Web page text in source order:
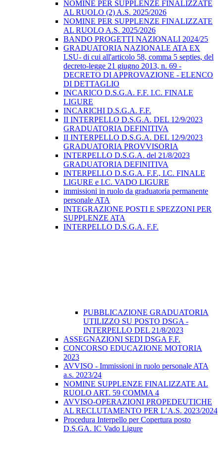
NOMINE PER SUPPLENZE FINALIZZATE
AL RUOLO (2) A.S. 2025/2026
NOMINE PER SUPPLENZE FINALIZZATE
AL RUOLO A.S. 2025/2026
BANDO PROGETTI NAZIONALI 2024/25
GRADUATORIA NAZIONALE ATA EX
LSU- di cui all'articolo 58, comma 5 septies, del
decreto-legge 21 giugno 2013, n. 69 -
DECRETO DI APPROVAZIONE - ELENCO
DI DETTAGLIO
INCARICO D.S.G.A. F.F. I.C. FINALE
LIGURE
INCARICHI D.S.G.A. F.F.
II INTERPELLO D.S.G.A. DEL 12/9/2023
GRADUATORIA DEFINITIVA
II INTERPELLO D.S.G.A. DEL 12/9/2023
GRADUATORIA PROVVISORIA
INTERPELLO D.S.G.A. del 21/8/2023
GRADUATORIA DEFINITIVA
INTERPELLO D.S.G.A. F.F., I.C. FINALE
LIGURE e I.C. VADO LIGURE
immissioni in ruolo da graduatoria permanente
personale ATA
INTEGRAZIONE POSTI E SPEZZONI PER
SUPPLENZE ATA
INTERPELLO D.S.G.A. F.F.
PUBBLICAZIONE GRADUATORIA
UTILIZZO SU POSTO DSGA -
INTERPELLO DEL 21/8/2023
ASSEGNAZIONI SEDI DSGA F.F.
CONCORSO EDUCAZIONE MOTORIA
2023
AVVISO - Immissioni in ruolo personale ATA
a.s. 2023/24
NOMINE SUPPLENZE FINALIZZATE AL
RUOLO ART. 59 COMMA 4
AVVISO-OPERAZIONI PROPEDEUTICHE
AL RECLUTAMENTO PER L’A.S. 2023/2024
Procedura Interpello per Copertura posto
D.S.GA. IC Vado Ligure